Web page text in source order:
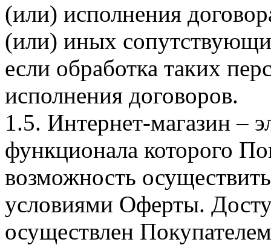
(или) исполнения
(или) иных
если обработка таких
исполнения договоров.
1.5. Интернет-магазин –
функционала которого
возможность
условиями Оферты.
осуществлен